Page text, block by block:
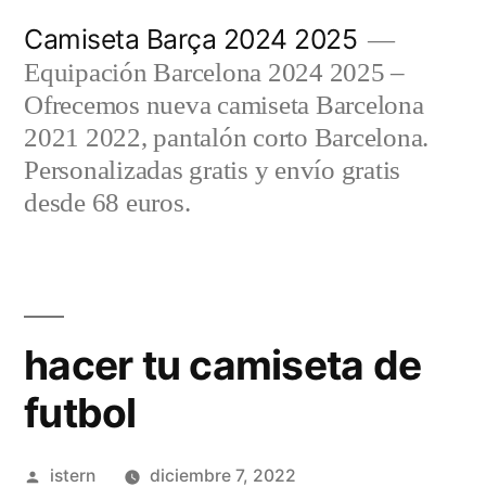
contenido
Camiseta Barça 2024 2025
Equipación Barcelona 2024 2025 –
Ofrecemos nueva camiseta Barcelona
2021 2022, pantalón corto Barcelona.
Personalizadas gratis y envío gratis
desde 68 euros.
hacer tu camiseta de
futbol
Publicado
istern diciembre 7, 2022